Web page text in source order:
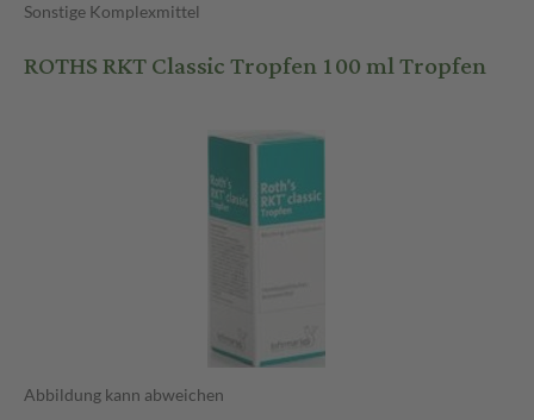
Sonstige Komplexmittel
ROTHS RKT Classic Tropfen 100 ml Tropfen
Abbildung kann abweichen